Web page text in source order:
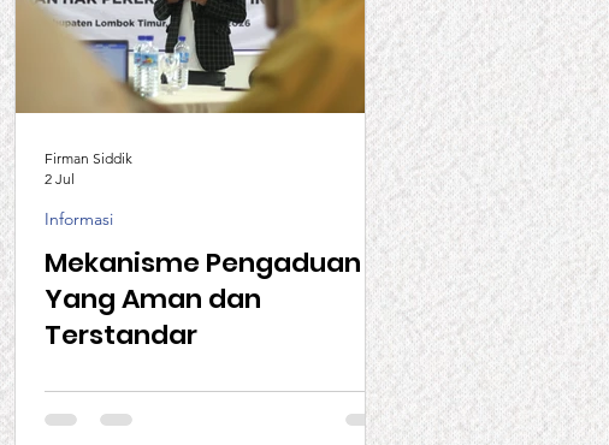
Mekanisme Pengaduan
Yang Aman dan
Terstandar
Informasi
Firman Siddik
2 Jul